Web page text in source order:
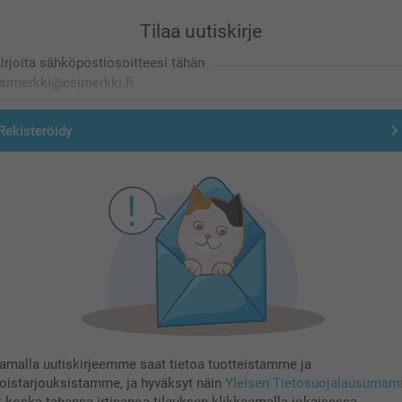
Tilaa uutiskirje
sähköpostiosoitteesi tähän
uutiskirjeemme saat tietoa tuotteistamme ja
ja hyväksyt näin Yleisen